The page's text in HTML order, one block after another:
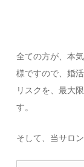
全ての方が、本
様ですので、婚
リスクを、最大
す。
そして、当サロ